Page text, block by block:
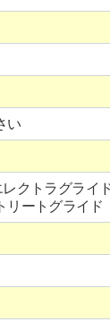
い
クトラグライ
リートグライド